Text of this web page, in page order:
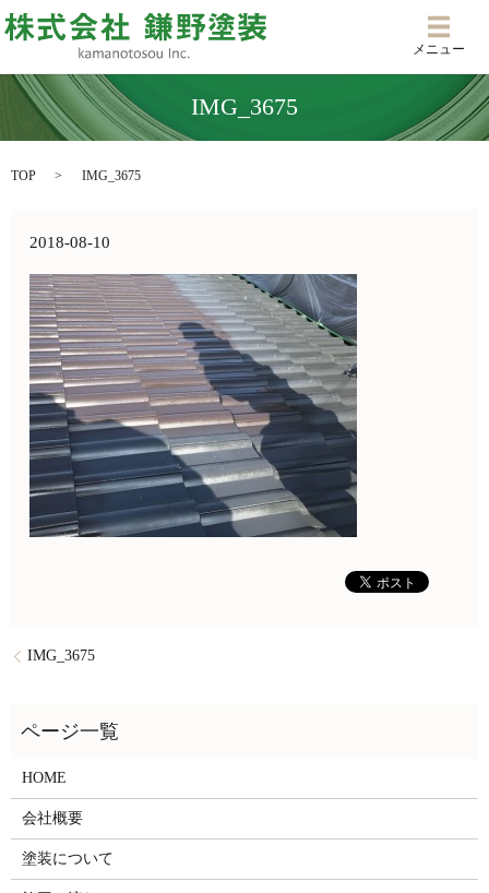
メニ
メニュー
IMG_3675
TOP IMG_3675
2018-08-10
IMG_3675
HOME
会社概要
塗装について